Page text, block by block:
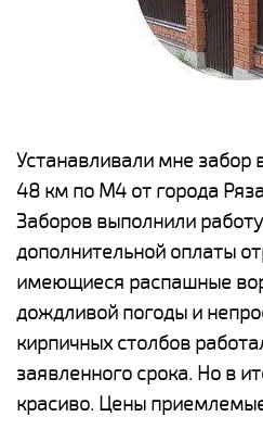
Устанавливали мне забор
48 км по М4 от города
Заборов выполнили
дополнительной оплаты
имеющиеся распашные
дождливой погоды и
кирпичных столбов
заявленного срока. Но в
красиво. Цены